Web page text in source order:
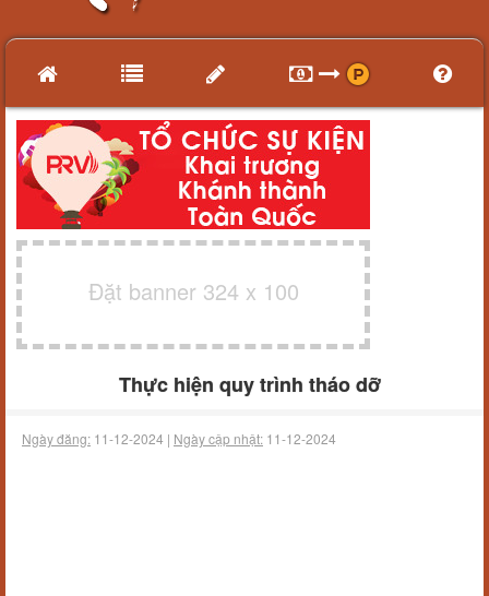
Đặt banner 324 x 100
Thực hiện quy trình tháo dỡ
Ngày đăng: 11-12-2024 | Ngày cập nhật: 11-12-2024